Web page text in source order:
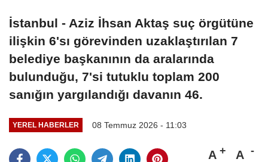
İstanbul - Aziz İhsan Aktaş suç örgütüne
ilişkin 6'sı görevinden uzaklaştırılan 7
belediye başkanının da aralarında
bulunduğu, 7'si tutuklu toplam 200
sanığın yargılandığı davanın 46.
YEREL HABERLER 08 Temmuz 2026 - 11:03
A A